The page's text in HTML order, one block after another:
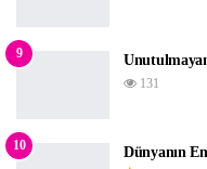
9
131
10 Dünyanın